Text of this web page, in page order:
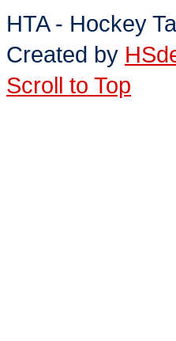
HTA - Hockey
Created by
Scroll to Top